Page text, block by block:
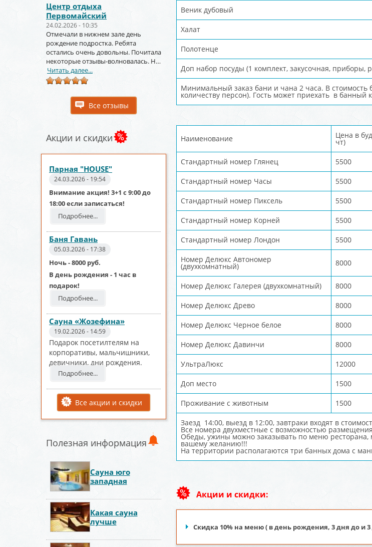
Центр отдыха
Первомайский
24.02.2026 - 10:35
Отмечали в нижнем зале день
рождение подростка. Ребята
остались очень довольны. Почитала
некоторые отзывы-волновалась. Но
зря. Крутое место.
Читать далее...
Все отзывы
Акции и скидки
Парная "HOUSE"
24.03.2026 - 19:54
Внимание акция! 3+1 с 9:00 до
18:00 если записаться!
Подробнее...
Баня Гавань
05.03.2026 - 17:38
Ночь - 8000 руб.
В день рождения - 1 час в
подарок!
Подробнее...
Сауна «Жозефина»
19.02.2026 - 14:59
Подарок посетилтелям на
корпоративы, мальчишники,
девичники, дни рождения.
Подробнее...
Все акции и скидки
Полезная информация
Сауна юго
западная
Какая сауна
лучше
Веник дубовый
Халат
Полотенце
Доп набор посуды (1 комплект, закусочная, приборы,
Минимальный заказ бани и чана 2 часа. В
количеству персон). Гость может приехать в банный
Наименование Цена в
чт)
Стандартный номер Глянец 5500
Стандартный номер Часы 5500
Стандартный номер Пиксель 5500
Стандартный номер Корней 5500
Стандартный номер Лондон 5500
Номер Делюкс Автономер
(двухкомнатный) 8000
Номер Делюкс Галерея (двухкомнатный) 8000
Номер Делюкс Древо 8000
Номер Делюкс Черное белое 8000
Номер Делюкс Давинчи 8000
УльтраЛюкс 12000
Доп место 1500
Проживание с животным 1500
Заезд 14:00, выезд в 12:00, завтраки входят в
Все номера двухместные с возможностью
Обеды, ужины можно заказывать по меню
вашему желанию!!!
На территории располагаются три банных дома с
Акции и скидки:
Скидка 10% на меню ( в день рождения, 3 дня до и 3